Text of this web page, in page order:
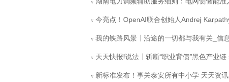
v
v 今亮点！OpenAI联合创始人Andrej
v 我的铁路风景丨沿途的一切都与我有关_信息
v 天天快报!说法丨斩断“职业背债”黑色产业链
v 新标准发布！事关泰安所有中小学 天天资讯